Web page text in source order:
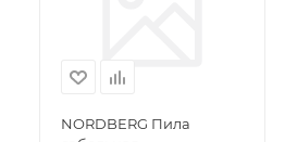
NORDBERG Пила